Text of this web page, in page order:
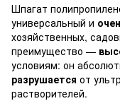
Шпагат
универсальный и
хозяйственных,
преимущество —
условиям: он
разрушается от
растворителей.